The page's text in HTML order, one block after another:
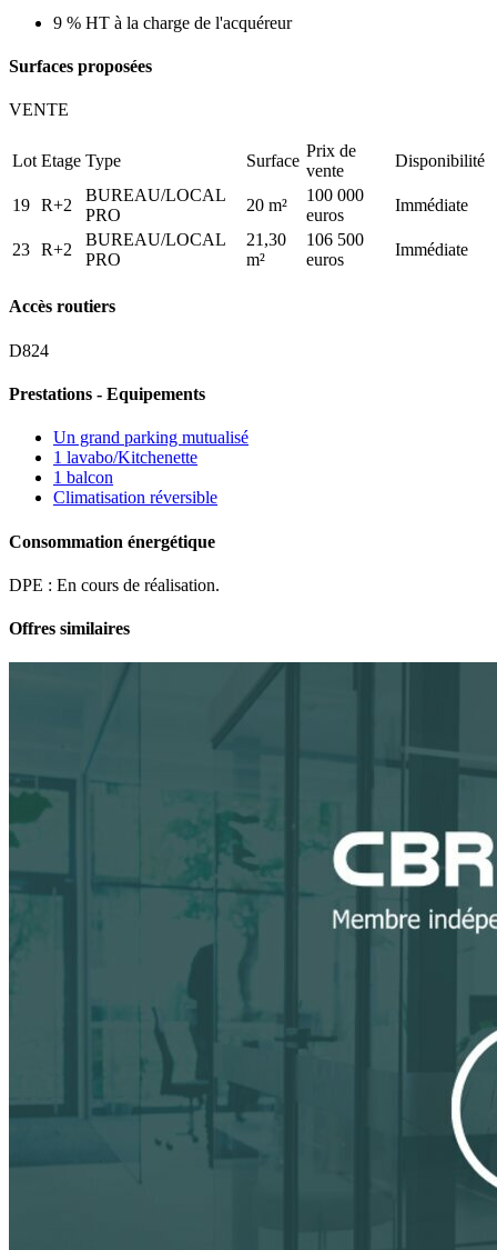
9 % HT à la charge de l'acquéreur
Surfaces proposées
VENTE
Lot Etage Type Surface
Prix de
vente
Disponibilité
19 R+2
BUREAU/LOCAL
PRO
20 m²
100 000
euros
Immédiate
23 R+2
BUREAU/LOCAL
PRO
21,30
m²
106 500
euros
Immédiate
Accès routiers
D824
Prestations - Equipements
Un grand parking mutualisé
1 lavabo/Kitchenette
1 balcon
Climatisation réversible
Consommation énergétique
DPE : En cours de réalisation.
Offres similaires